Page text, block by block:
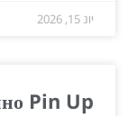
יונ 15, 2026
Pin Up